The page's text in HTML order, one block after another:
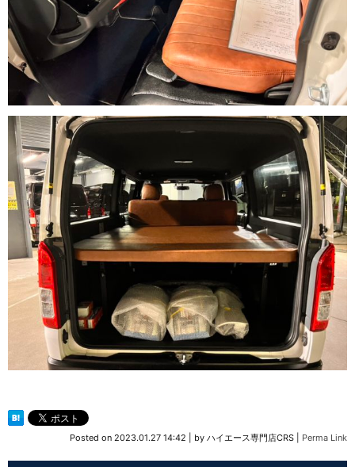
Posted on 2023.01.27 14:42 by ハイエース専門店CRS Perma Link